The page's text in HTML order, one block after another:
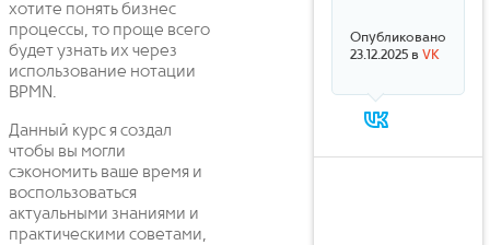
хотите понять бизнес
процессы, то проще всего
будет узнать их через
использование нотации
BPMN.
Данный курс я создал
чтобы вы могли
сэкономить ваше время и
воспользоваться
актуальными знаниями и
практическими советами,
Опубликовано
23.12.2025 в VK